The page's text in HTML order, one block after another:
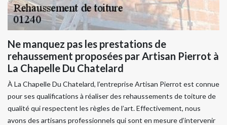
Ne manquez pas les prestations de
rehaussement proposées par Artisan Pierrot à
La Chapelle Du Chatelard
À La Chapelle Du Chatelard, l’entreprise Artisan Pierrot est connue
pour ses qualifications à réaliser des rehaussements de toiture de
qualité qui respectent les règles de l’art. Effectivement, nous
avons des artisans professionnels qui sont en mesure d’intervenir